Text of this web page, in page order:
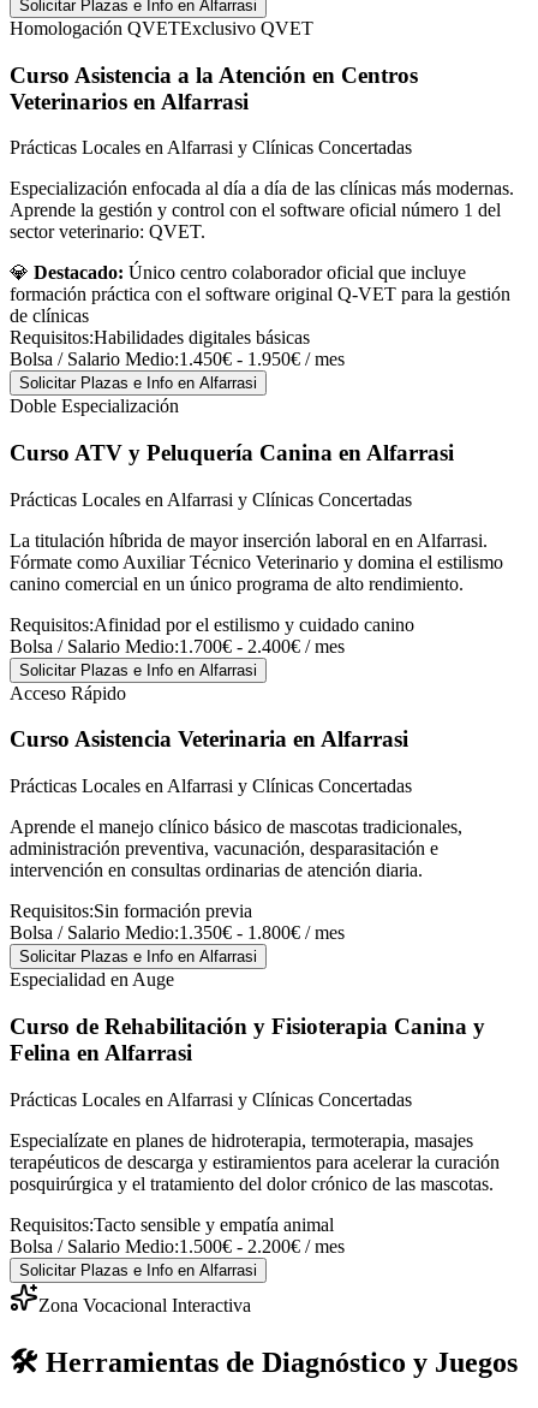
Solicitar Plazas e Info en Alfarrasi
Homologación QVETExclusivo QVET
Curso Asistencia a la Atención en Centros
Veterinarios en Alfarrasi
Prácticas Locales en Alfarrasi y Clínicas Concertadas
Especialización enfocada al día a día de las clínicas más modernas.
Aprende la gestión y control con el software oficial número 1 del
sector veterinario: QVET.
💎 Destacado: Único centro colaborador oficial que incluye
formación práctica con el software original Q-VET para la gestión
de clínicas
Requisitos:Habilidades digitales básicas
Bolsa / Salario Medio:1.450€ - 1.950€ / mes
Solicitar Plazas e Info en Alfarrasi
Doble Especialización
Curso ATV y Peluquería Canina en Alfarrasi
Prácticas Locales en Alfarrasi y Clínicas Concertadas
La titulación híbrida de mayor inserción laboral en en Alfarrasi.
Fórmate como Auxiliar Técnico Veterinario y domina el estilismo
canino comercial en un único programa de alto rendimiento.
Requisitos:Afinidad por el estilismo y cuidado canino
Bolsa / Salario Medio:1.700€ - 2.400€ / mes
Solicitar Plazas e Info en Alfarrasi
Acceso Rápido
Curso Asistencia Veterinaria en Alfarrasi
Prácticas Locales en Alfarrasi y Clínicas Concertadas
Aprende el manejo clínico básico de mascotas tradicionales,
administración preventiva, vacunación, desparasitación e
intervención en consultas ordinarias de atención diaria.
Requisitos:Sin formación previa
Bolsa / Salario Medio:1.350€ - 1.800€ / mes
Solicitar Plazas e Info en Alfarrasi
Especialidad en Auge
Curso de Rehabilitación y Fisioterapia Canina y
Felina en Alfarrasi
Prácticas Locales en Alfarrasi y Clínicas Concertadas
Especialízate en planes de hidroterapia, termoterapia, masajes
terapéuticos de descarga y estiramientos para acelerar la curación
posquirúrgica y el tratamiento del dolor crónico de las mascotas.
Requisitos:Tacto sensible y empatía animal
Bolsa / Salario Medio:1.500€ - 2.200€ / mes
Solicitar Plazas e Info en Alfarrasi
Zona Vocacional Interactiva
🛠️ Herramientas de Diagnóstico y Juegos